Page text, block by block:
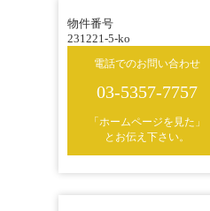
物件番号
231221-5-ko
電話でのお問い合わせ
03-5357-7757
「ホームページを見た」
とお伝え下さい。